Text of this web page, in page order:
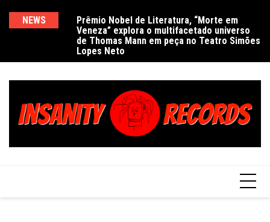
NEWS
Prêmio Nobel de Literatura, “Morte em
Veneza” explora o multifacetado universo
de Thomas Mann em peça no Teatro Simões
Lopes Neto